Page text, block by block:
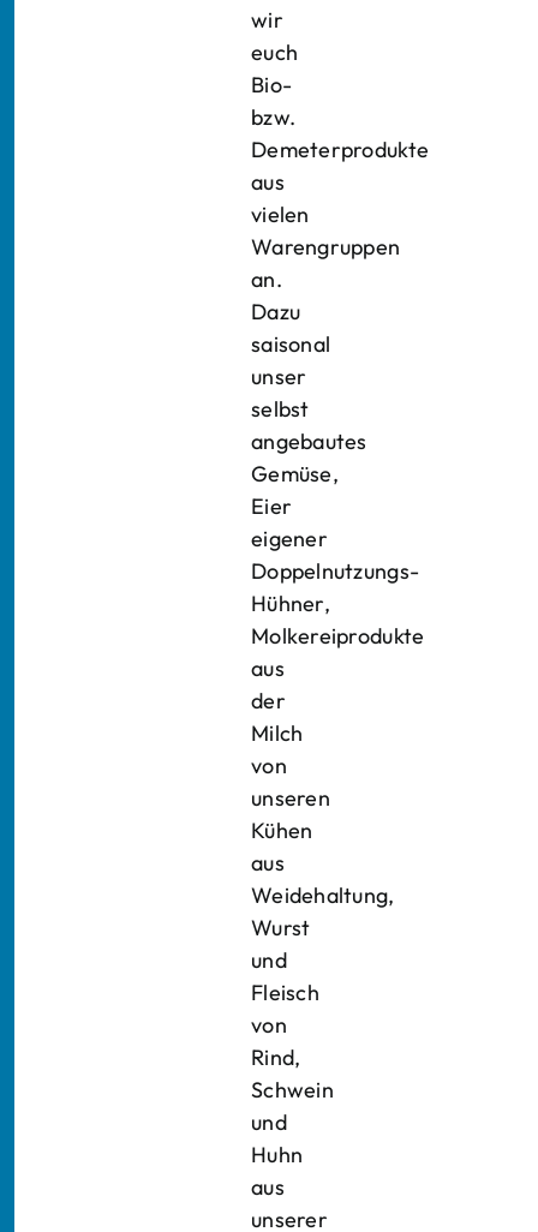
wir
euch
Bio-
bzw.
Demeterprodukte
aus
vielen
Warengruppen
an.
Dazu
saisonal
unser
selbst
angebautes
Gemüse,
Eier
eigener
Doppelnutzungs-
Hühner,
Molkereiprodukte
aus
der
Milch
von
unseren
Kühen
aus
Weidehaltung,
Wurst
und
Fleisch
von
Rind,
Schwein
und
Huhn
aus
unserer